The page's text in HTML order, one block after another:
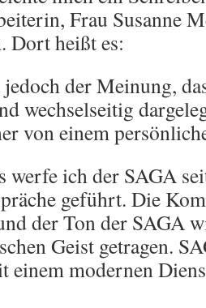
Frau Susanne
Dort heißt es:
der Meinung,
wechselseitig
von einem
werfe ich der SAGA
geführt. Die
der Ton der SAGA
Geist getragen.
einem modernen